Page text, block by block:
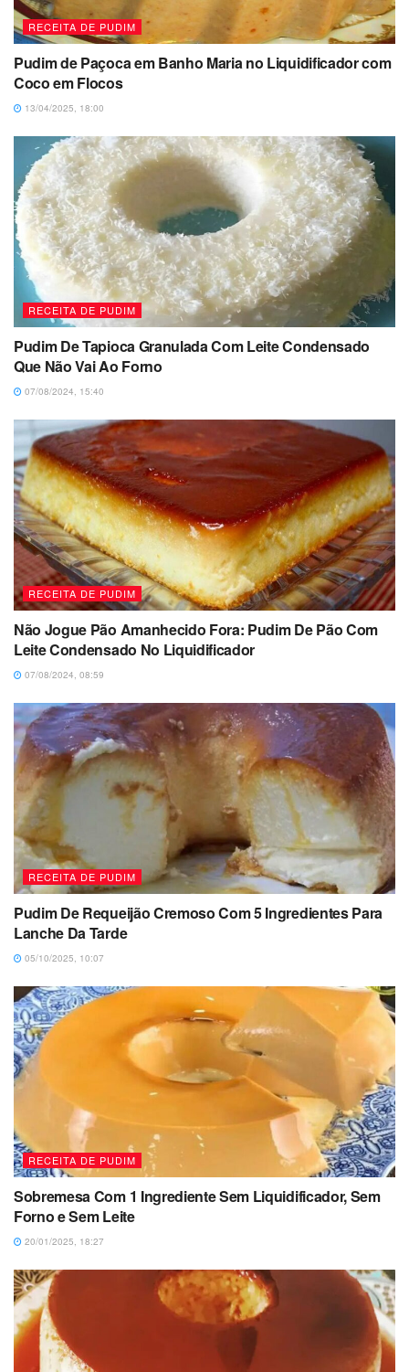
RECEITA DE PUDIM
Pudim de Paçoca em Banho Maria no Liquidificador com
Coco em Flocos
13/04/2025, 18:00
RECEITA DE PUDIM
Pudim De Tapioca Granulada Com Leite Condensado
Que Não Vai Ao Forno
07/08/2024, 15:40
RECEITA DE PUDIM
Não Jogue Pão Amanhecido Fora: Pudim De Pão Com
Leite Condensado No Liquidificador
07/08/2024, 08:59
RECEITA DE PUDIM
Pudim De Requeijão Cremoso Com 5 Ingredientes Para
Lanche Da Tarde
05/10/2025, 10:07
RECEITA DE PUDIM
Sobremesa Com 1 Ingrediente Sem Liquidificador, Sem
Forno e Sem Leite
20/01/2025, 18:27